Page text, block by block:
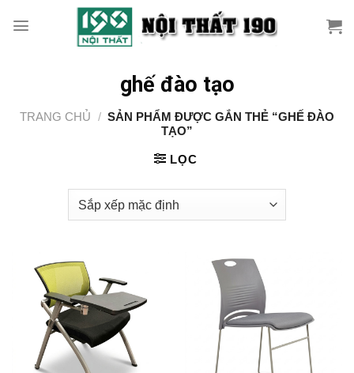
ghế đào tạo
TRANG CHỦ / SẢN PHẨM ĐƯỢC GẮN THẺ “GHẾ ĐÀO
TẠO”
LỌC